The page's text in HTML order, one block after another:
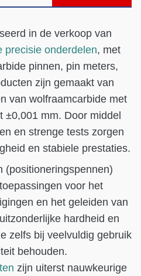
in de verkoop van
precisie onderdelen, met
pinnen, pin meters,
zijn gemaakt van
van wolfraamcarbide met
±0,001 mm. Door middel
en strenge tests zorgen
en stabiele prestaties.
(positioneringspennen)
voor het
en het geleiden van
hardheid en
zelfs bij veelvuldig gebruik
behouden.
zijn uiterst nauwkeurige